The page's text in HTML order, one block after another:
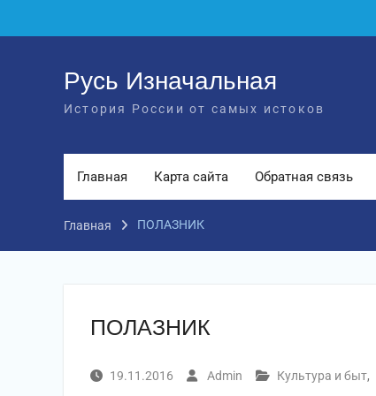
Русь Изначальная
История России от самых истоков
Главная Карта сайта Обратная связь
Главная ПОЛАЗНИК
ПОЛАЗНИК
19.11.2016 Admin Культура и быт,